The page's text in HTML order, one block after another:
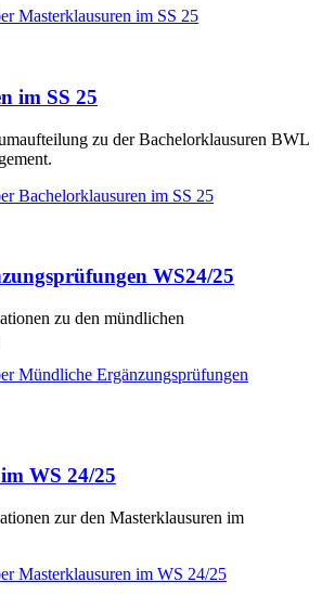
Masterklausuren im SS 25
im SS 25
zu der Bachelorklausuren BWL
Bachelorklausuren im SS 25
WS24/25
zu den mündlichen
Mündliche Ergänzungsprüfungen
WS 24/25
zur den Masterklausuren im
Masterklausuren im WS 24/25